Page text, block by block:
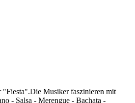
"Fiesta".Die Musiker faszinieren mit
- Salsa - Merengue - Bachata -